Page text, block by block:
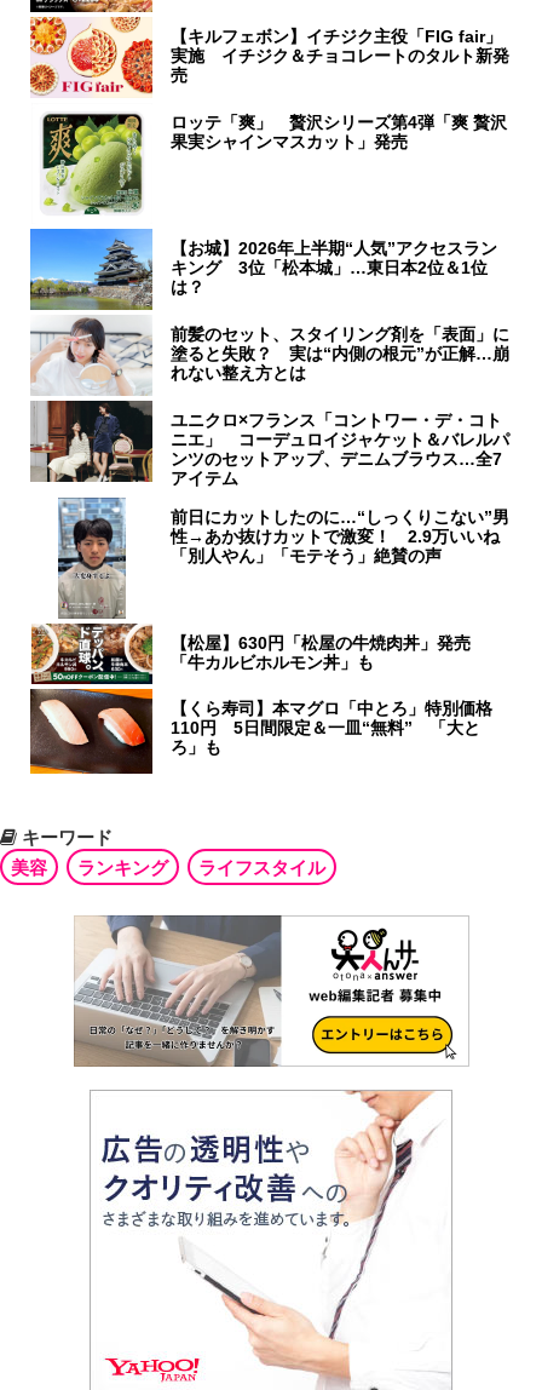
【キルフェボン】イチジク主役「FIG fair」
実施 イチジク＆チョコレートのタルト新発
売
ロッテ「爽」 贅沢シリーズ第4弾「爽 贅沢
果実シャインマスカット」発売
【お城】2026年上半期“人気”アクセスラン
キング 3位「松本城」…東日本2位＆1位
は？
前髪のセット、スタイリング剤を「表面」に
塗ると失敗？ 実は“内側の根元”が正解…崩
れない整え方とは
ユニクロ×フランス「コントワー・デ・コト
ニエ」 コーデュロイジャケット＆バレルパ
ンツのセットアップ、デニムブラウス…全7
アイテム
前日にカットしたのに…“しっくりこない”男
性→あか抜けカットで激変！ 2.9万いいね
「別人やん」「モテそう」絶賛の声
【松屋】630円「松屋の牛焼肉丼」発売
「牛カルビホルモン丼」も
【くら寿司】本マグロ「中とろ」特別価格
110円 5日間限定＆一皿“無料” 「大と
ろ」も
キーワード
美容
ランキング ライフスタイル